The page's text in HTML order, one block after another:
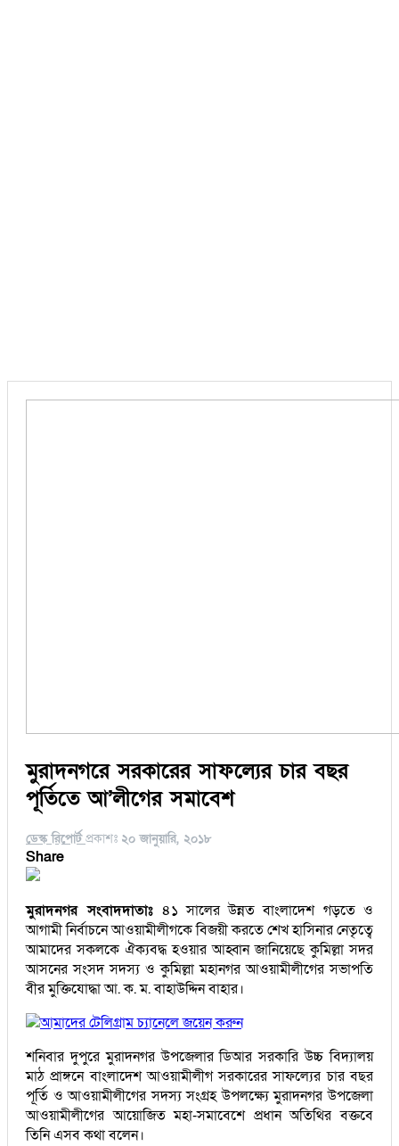
মুরাদনগরে সরকারের সাফল্যের চার বছর
পূর্তিতে আ’লীগের সমাবেশ
ডেস্ক রিপোর্ট প্রকাশঃ ২০ জানুয়ারি, ২০১৮
Share
মুরাদনগর সংবাদদাতাঃ ৪১ সালের উন্নত বাংলাদেশ গড়তে ও
আগামী নির্বাচনে আওয়ামীলীগকে বিজয়ী করতে শেখ হাসিনার নেতৃত্বে
আমাদের সকলকে ঐক্যবদ্ধ হওয়ার আহ্বান জানিয়েছে কুমিল্লা সদর
আসনের সংসদ সদস্য ও কুমিল্লা মহানগর আওয়ামীলীগের সভাপতি
বীর মুক্তিযোদ্ধা আ. ক. ম. বাহাউদ্দিন বাহার।
আমাদের টেলিগ্রাম চ্যানেলে জয়েন করুন
শনিবার দুপুরে মুরাদনগর উপজেলার ডিআর সরকারি উচ্চ বিদ্যালয়
মাঠ প্রাঙ্গনে বাংলাদেশ আওয়ামীলীগ সরকারের সাফল্যের চার বছর
পূর্তি ও আওয়ামীলীগের সদস্য সংগ্রহ উপলক্ষ্যে মুরাদনগর উপজেলা
আওয়ামীলীগের আয়োজিত মহা-সমাবেশে প্রধান অতিথির বক্তবে
তিনি এসব কথা বলেন।